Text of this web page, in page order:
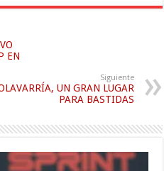
EN
Siguiente
UN GRAN LUGAR
PARA BASTIDAS